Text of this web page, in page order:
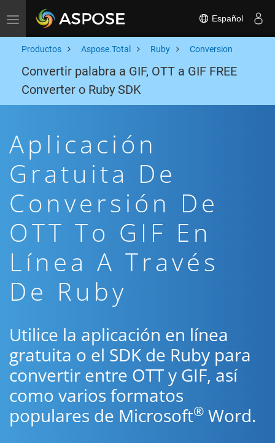
Toggle navigation Español
Productos Aspose.Total Ruby Conversion
Convertir palabra a GIF, OTT a GIF FREE
Converter o Ruby SDK
Aplicación
Gratuita De
Conversión De
OTT To GIF En
Línea A Través
De Ruby
Utilice la aplicación en línea
gratuita o el SDK de Ruby para
convertir entre OTT y GIF, así
como varios formatos
populares de Microsoft® Word.